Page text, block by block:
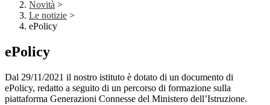
Novità >
Le notizie >
ePolicy
ePolicy
Dal 29/11/2021 il nostro istituto è dotato di un documento di
ePolicy, redatto a seguito di un percorso di formazione sulla
piattaforma Generazioni Connesse del Ministero dell’Istruzione.